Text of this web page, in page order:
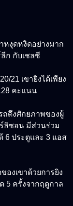
หงุดหงิดอย่างมาก
ก กับเชลซี
21 เขายิงได้เพียง
คะแนน
ถดึงศักยภาพของผู้
ลิซอน มีส่วนร่วม
6 ประตูและ 3 แอส
องเขาด้วยการยิง
5 ครั้งจากฤดูกาล